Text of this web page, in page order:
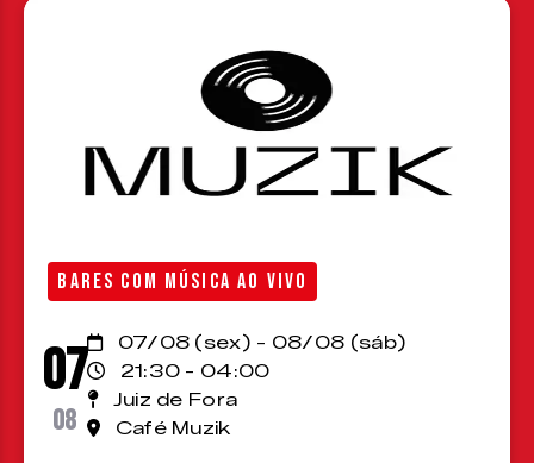
BARES COM MÚSICA AO VIVO
07
08
07/08 (sex) - 08/08 (sáb)
21:30 - 04:00
Juiz de Fora
Café Muzik